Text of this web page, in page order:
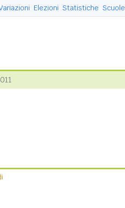
Elezioni Statistiche Scuole